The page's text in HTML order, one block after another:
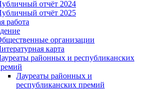
отчёт 2024
отчёт 2025
работа
организации
карта
районных и республиканских
Лауреаты районных и
республиканских премий